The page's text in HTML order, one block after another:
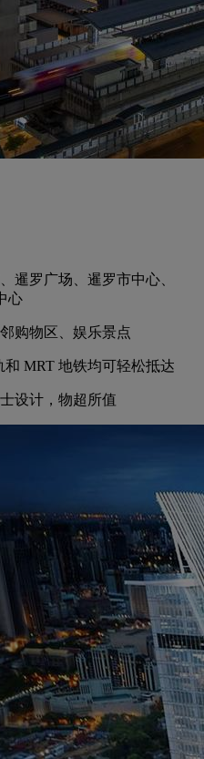
暹罗广场、暹罗市中心、
心
购物区、娱乐景点
MRT 地铁均可轻松抵达
设计，物超所值